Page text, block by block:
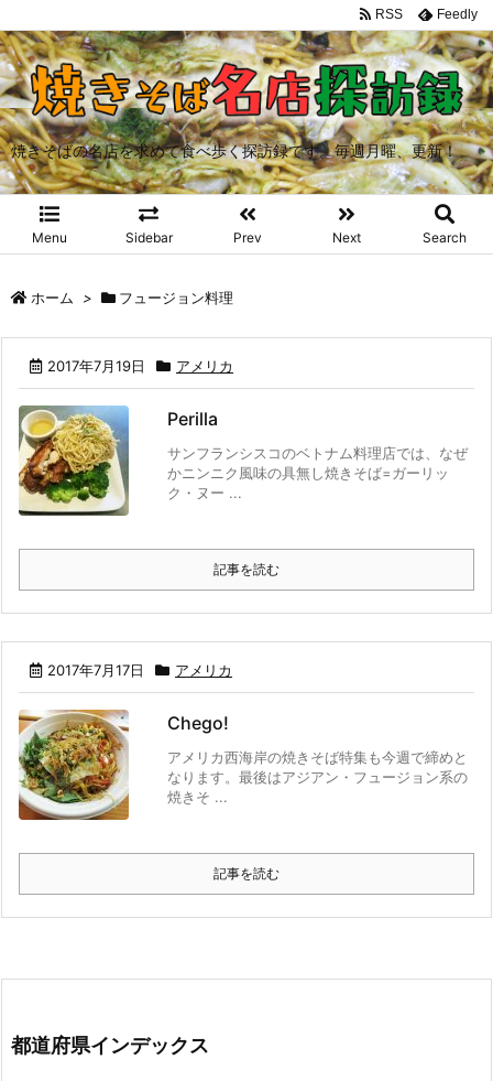
焼きそばの名店を求めて食べ歩く探訪録です。毎週月曜、更新！
Menu Sidebar Prev Next Search
RSS Feedly
ホーム > フュージョン料理
2017年7月19日 アメリカ
Perilla
サンフランシスコのベトナム料理店では、なぜ
かニンニク風味の具無し焼きそば=ガーリッ
ク・ヌー ...
記事を読む
2017年7月17日 アメリカ
Chego!
アメリカ西海岸の焼きそば特集も今週で締めと
なります。最後はアジアン・フュージョン系の
焼きそ ...
記事を読む
都道府県インデックス